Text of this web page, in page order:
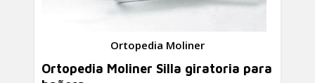
Ortopedia Moliner
Ortopedia Moliner Silla giratoria para